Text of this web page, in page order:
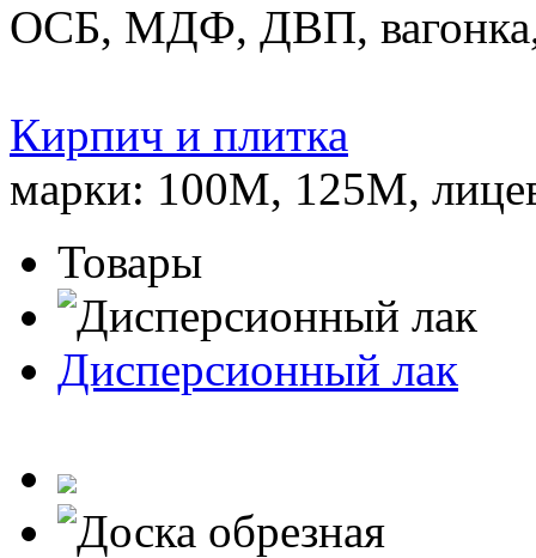
ОСБ, МДФ, ДВП,
Кирпич и плитка
марки: 100М, 125М,
Товары
Дисперсионный лак